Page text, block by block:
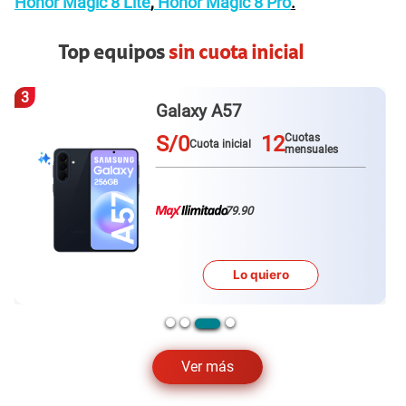
Top equipossin cuota inicial
Ver más
S/0 12 Cuotas
mensuales
79.90